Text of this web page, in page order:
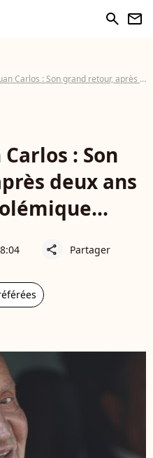
search newsletter
Carlos : Son grand retour, après deux ans d'exil, fait polémique...
: Son
deux ans
share Partager